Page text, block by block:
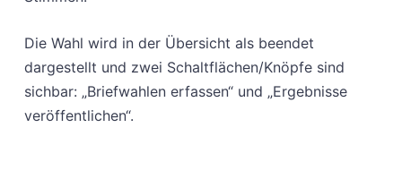
Die Wahl wird in der Übersicht als beendet
dargestellt und zwei Schaltflächen/Knöpfe sind
sichbar: „Briefwahlen erfassen“ und „Ergebnisse
veröffentlichen“.